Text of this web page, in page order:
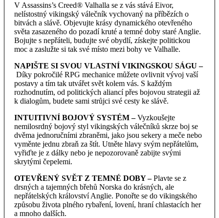
V Assassins’s Creed® Valhalla se z vás stává Eivor,
nelístostný vikingský válečník vychovaný na příbězích o
bitvách a slávě. Objevujte krásy dynamického otevřeného
světa zasazeného do pozadí kruté a temné doby staré Anglie.
Bojujte s nepřáteli, budujte své obydlí, získejte politickou
moc a zaslužte si tak své místo mezi bohy ve Valhalle.
NAPIŠTE SI SVOU VLASTNÍ VIKINGSKOU SÁGU –
Díky pokročilé RPG mechanice můžete ovlivnit vývoj vaší
postavy a tím tak utvářet svět kolem vás. S každým
rozhodnutím, od politických aliancí přes bojovou strategii až
k dialogům, budete sami strůjci své cesty ke slávě.
INTUITIVNÍ BOJOVÝ SYSTÉM –Vyzkoušejte
nemilosrdný bojový styl vikingských válečníků skrze boj se
dvěma jednoručními zbraněmi, jako jsou sekery a meče nebo
vyměnte jednu zbraň za štít. Utněte hlavy svým nepřátelům,
vyřiďte je z dálky nebo je nepozorovaně zabijte svými
skrytými čepelemi.
OTEVŘENÝ SVĚT Z TEMNÉ DOBY –Plavte se z
drsných a tajemných břehů Norska do krásných, ale
nepřátelských království Anglie. Ponořte se do vikingského
způsobu života plného rybaření, lovení, hraní chlastacích her
a mnoho dalších.